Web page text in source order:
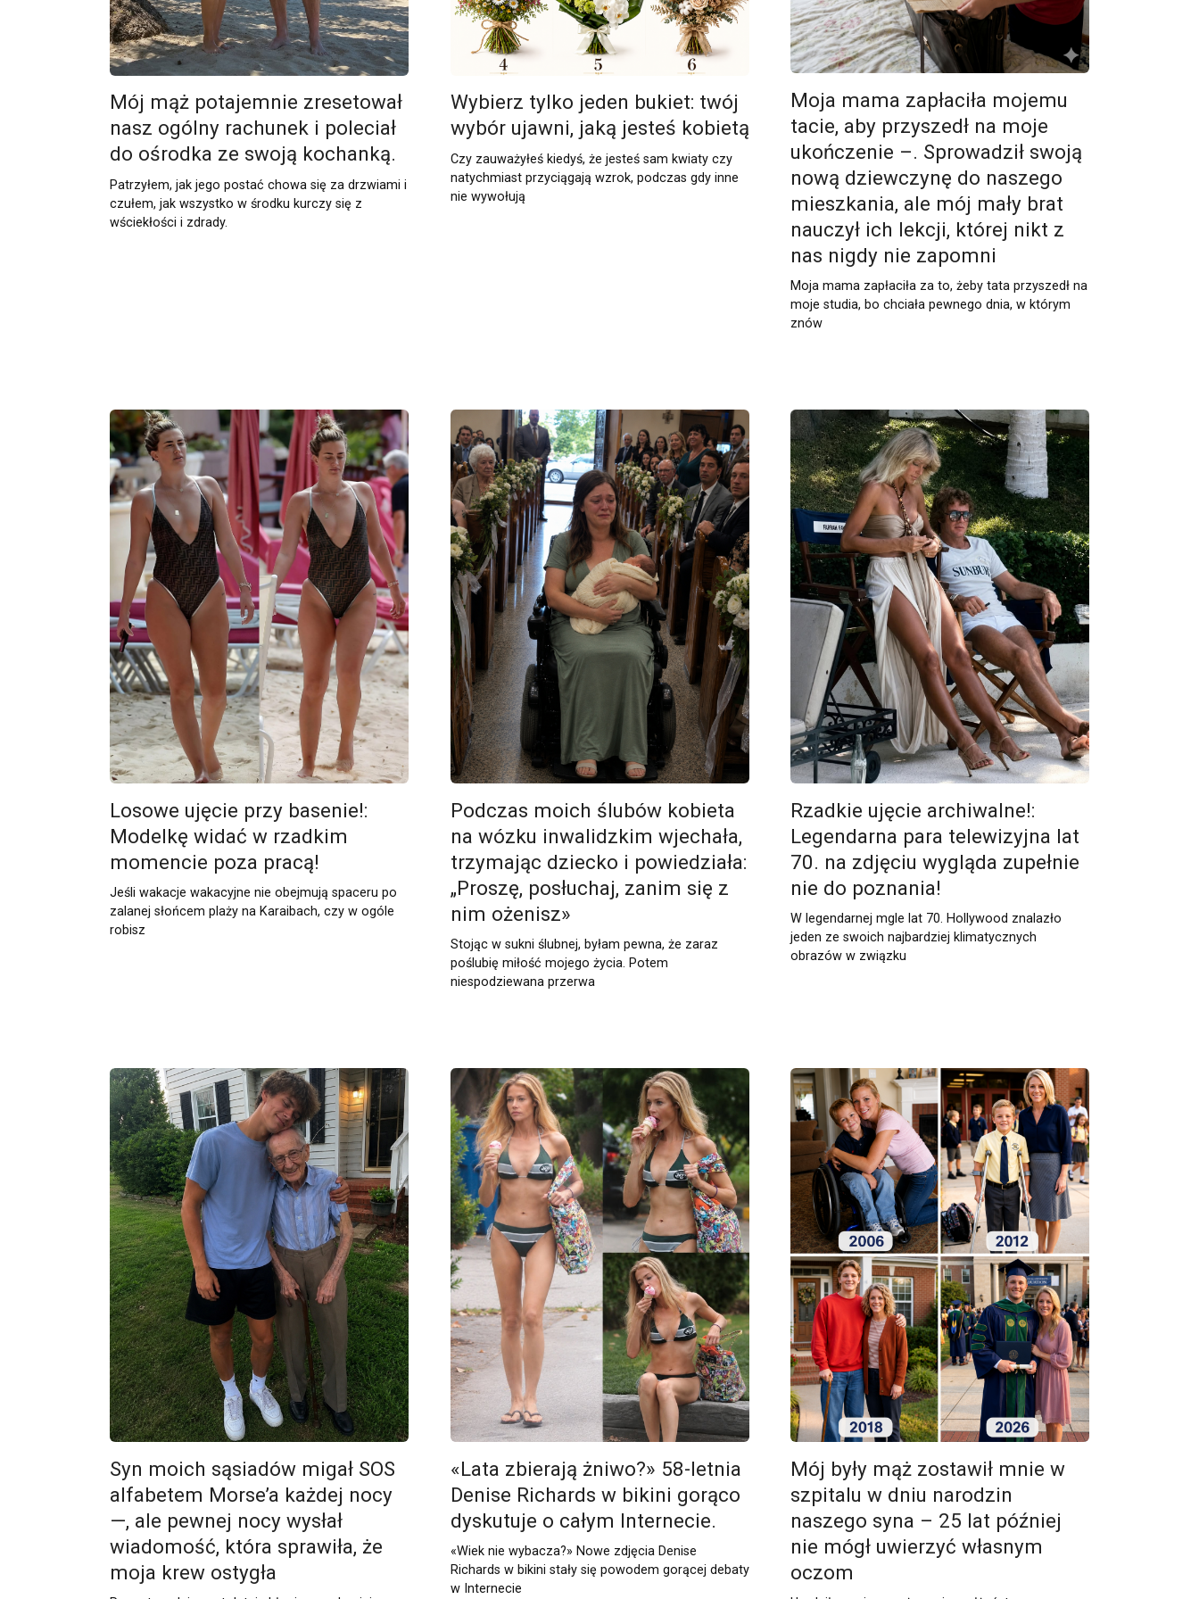
Mój mąż potajemnie zresetował
nasz ogólny rachunek i poleciał
do ośrodka ze swoją kochanką.
Patrzyłem, jak jego postać chowa się za drzwiami i
czułem, jak wszystko w środku kurczy się z
wściekłości i zdrady.
Wybierz tylko jeden bukiet: twój
wybór ujawni, jaką jesteś kobietą
Czy zauważyłeś kiedyś, że jesteś sam kwiaty czy
natychmiast przyciągają wzrok, podczas gdy inne
nie wywołują
Moja mama zapłaciła mojemu
tacie, aby przyszedł na moje
ukończenie –. Sprowadził swoją
nową dziewczynę do naszego
mieszkania, ale mój mały brat
nauczył ich lekcji, której nikt z
nas nigdy nie zapomni
Moja mama zapłaciła za to, żeby tata przyszedł na
moje studia, bo chciała pewnego dnia, w którym
znów
Losowe ujęcie przy basenie!:
Modelkę widać w rzadkim
momencie poza pracą!
Jeśli wakacje wakacyjne nie obejmują spaceru po
zalanej słońcem plaży na Karaibach, czy w ogóle
robisz
Podczas moich ślubów kobieta
na wózku inwalidzkim wjechała,
trzymając dziecko i powiedziała:
„Proszę, posłuchaj, zanim się z
nim ożenisz»
Stojąc w sukni ślubnej, byłam pewna, że zaraz
poślubię miłość mojego życia. Potem
niespodziewana przerwa
Rzadkie ujęcie archiwalne!:
Legendarna para telewizyjna lat
70. na zdjęciu wygląda zupełnie
nie do poznania!
W legendarnej mgle lat 70. Hollywood znalazło
jeden ze swoich najbardziej klimatycznych
obrazów w związku
Syn moich sąsiadów migał SOS
alfabetem Morse’a każdej nocy
—, ale pewnej nocy wysłał
wiadomość, która sprawiła, że
moja krew ostygła
«Lata zbierają żniwo?» 58-letnia
Denise Richards w bikini gorąco
dyskutuje o całym Internecie.
«Wiek nie wybacza?» Nowe zdjęcia Denise
Richards w bikini stały się powodem gorącej debaty
w Internecie
Mój były mąż zostawił mnie w
szpitalu w dniu narodzin
naszego syna – 25 lat później
nie mógł uwierzyć własnym
oczom